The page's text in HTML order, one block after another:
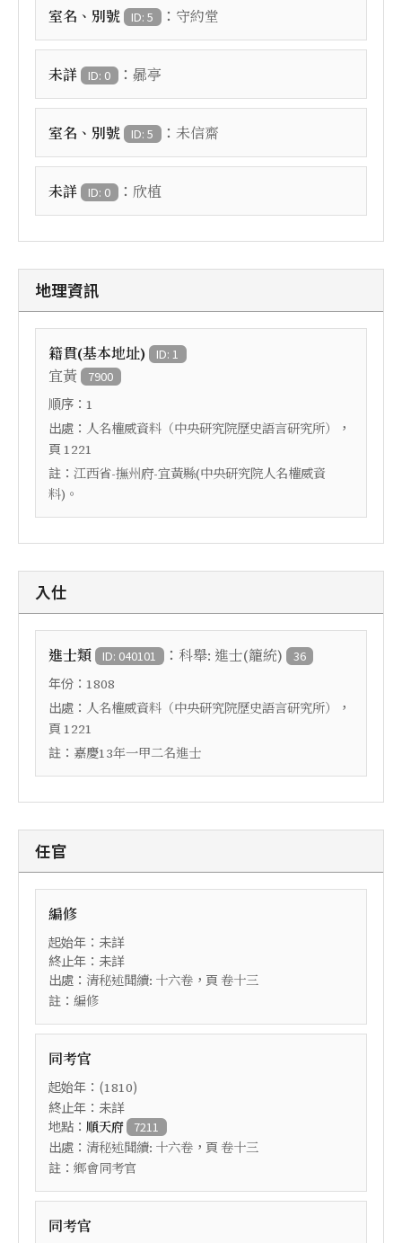
室名、別號 ID: 5 ： 守約堂
未詳 ID: 0 ： 曏亭
室名、別號 ID: 5 ： 未信齋
未詳 ID: 0 ： 欣植
地理資訊
籍貫(基本地址) ID: 1
宜黃 7900
順序： 1
出處： 人名權威資料（中央研究院歷史語言研究所）
，
頁 1221
註： 江西省-撫州府-宜黃縣(中央研究院人名權威資
料)。
入仕
進士類 ID: 040101 ： 科舉: 進士(籠統) 36
年份： 1808
出處： 人名權威資料（中央研究院歷史語言研究所）
，
頁 1221
註： 嘉慶13年一甲二名進士
任官
編修
起始年：未詳
終止年：未詳
出處： 清秘述聞續: 十六卷 ，頁 卷十三
註： 編修
同考官
起始年：(1810)
終止年：未詳
地點： 順天府 7211
出處： 清秘述聞續: 十六卷 ，頁 卷十三
註： 鄉會同考官
同考官